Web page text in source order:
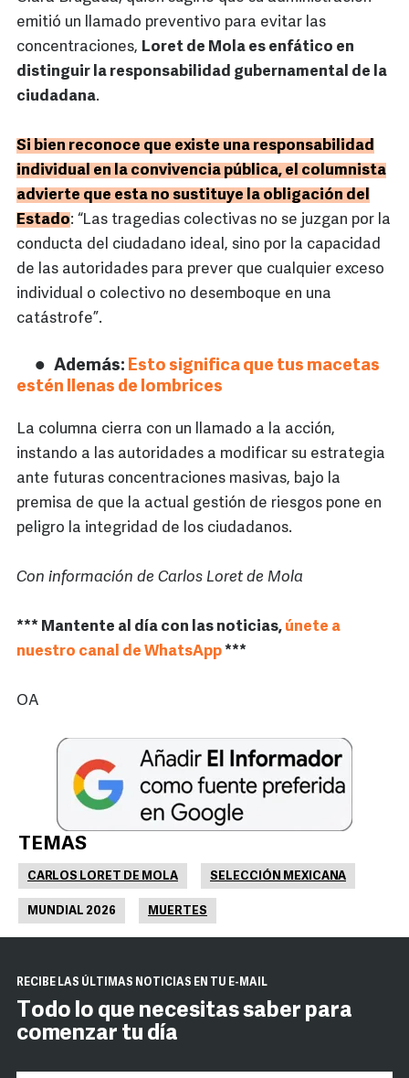
emitió un llamado preventivo para evitar las
concentraciones, Loret de Mola es enfático en
distinguir la responsabilidad gubernamental de la
ciudadana.
Si bien reconoce que existe una responsabilidad
individual en la convivencia pública, el columnista
advierte que esta no sustituye la obligación del
Estado: “Las tragedias colectivas no se juzgan por la
conducta del ciudadano ideal, sino por la capacidad
de las autoridades para prever que cualquier exceso
individual o colectivo no desemboque en una
catástrofe”.
Además: Esto significa que tus macetas
estén llenas de lombrices
La columna cierra con un llamado a la acción,
instando a las autoridades a modificar su estrategia
ante futuras concentraciones masivas, bajo la
premisa de que la actual gestión de riesgos pone en
peligro la integridad de los ciudadanos.
Con información de Carlos Loret de Mola
*** Mantente al día con las noticias, únete a
nuestro canal de WhatsApp***
OA
TEMAS
CARLOS LORET DE MOLA SELECCIÓN MEXICANA
MUNDIAL 2026 MUERTES
RECIBE LAS ÚLTIMAS NOTICIAS EN TU E-MAIL
Todo lo que necesitas saber para
comenzar tu día